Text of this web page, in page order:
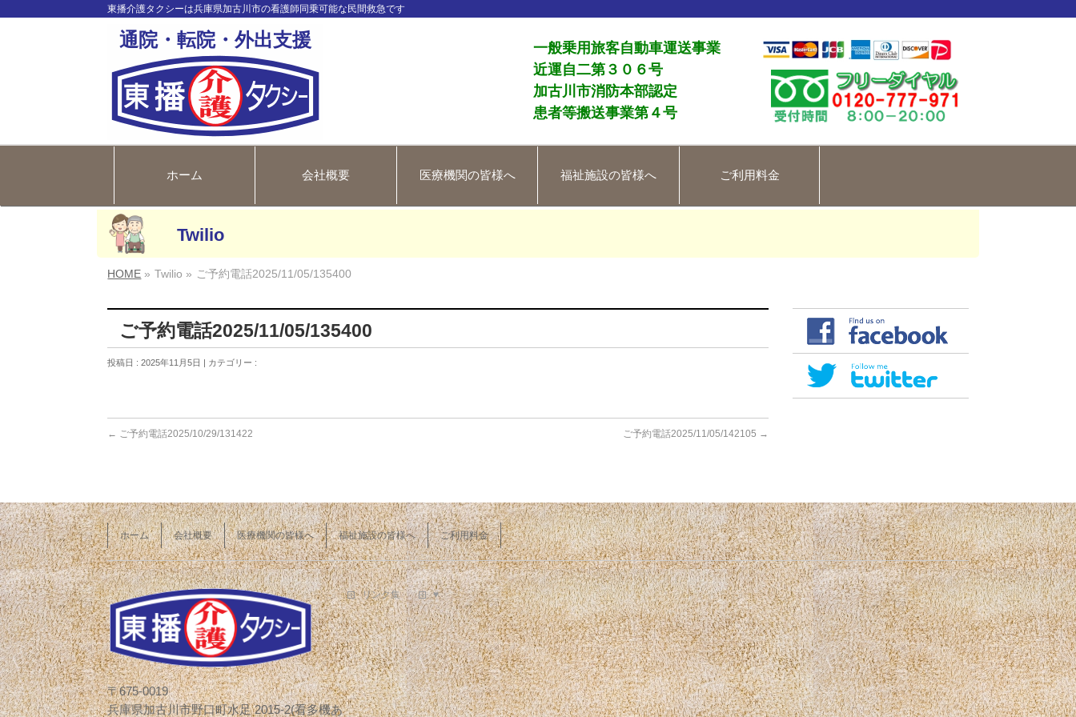
東播介護タクシーは兵庫県加古川市の看護師同乗可能な民間救急です
通院・転院・外出支援
一般乗用旅客自動車運送事業
近運自二第３０６号
加古川市消防本部認定
患者等搬送事業第４号
ホーム 会社概要 医療機関の皆様へ 福祉施設の皆様へ ご利用料金
Twilio
HOME » Twilio » ご予約電話2025/11/05/135400
ご予約電話2025/11/05/135400
投稿日 : 2025年11月5日 | カテゴリー :
← ご予約電話2025/10/29/131422 ご予約電話2025/11/05/142105 →
ホーム 会社概要 医療機関の皆様へ 福祉施設の皆様へ ご利用料金
〒675-0019
兵庫県加古川市野口町水足 2015-2(看多機あ
リンク集 ♥